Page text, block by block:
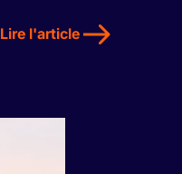
Lire l'article